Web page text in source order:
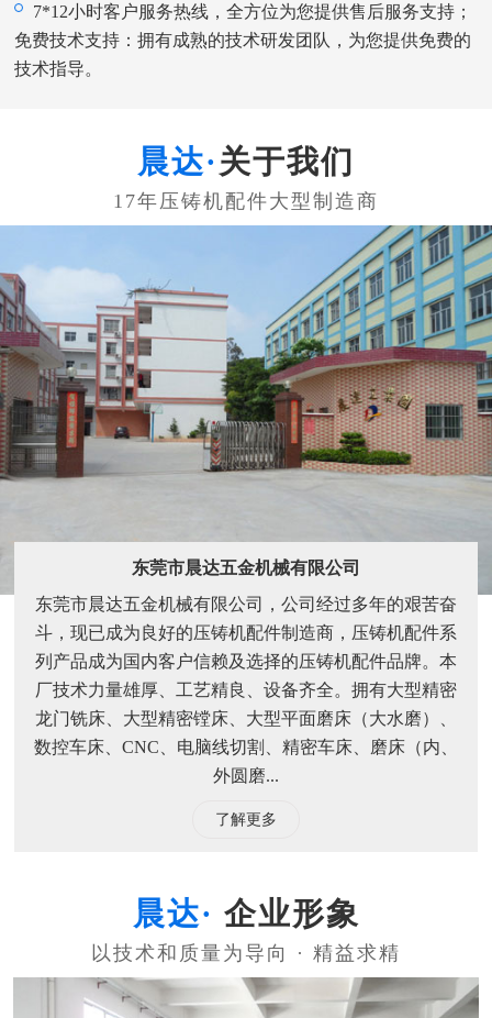
7*12小时客户服务热线，全方位为您提供售后服务支持；
免费技术支持：拥有成熟的技术研发团队，为您提供免费的
技术指导。
关于我们
东莞市晨达五金机械有限公司
东莞市晨达五金机械有限公司，公司经过多年的艰苦奋
斗，现已成为良好的压铸机配件制造商，压铸机配件系
列产品成为国内客户信赖及选择的压铸机配件品牌。本
厂技术力量雄厚、工艺精良、设备齐全。拥有大型精密
龙门铣床、大型精密镗床、大型平面磨床（大水磨）、
数控车床、CNC、电脑线切割、精密车床、磨床（内、
外圆磨...
了解更多
企业形象